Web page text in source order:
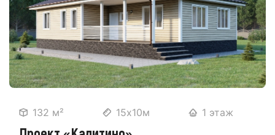
132 м² 15х10м 1 этаж